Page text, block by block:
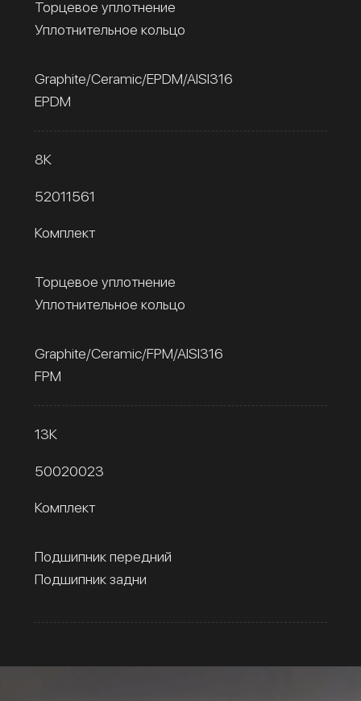
Торцевое уплотнение
Уплотнительное кольцо
Graphite/Ceramic/EPDM/AISI316
EPDM
8К
52011561
Комплект
Торцевое уплотнение
Уплотнительное кольцо
Graphite/Ceramic/FPM/AISI316
FPM
13К
50020023
Комплект
Подшипник передний
Подшипник задни